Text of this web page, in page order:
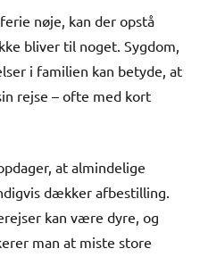
nøje, kan der opstå
bliver til noget. Sygdom,
i familien kan betyde, at
rejse – ofte med kort
at almindelige
dækker afbestilling.
kan være dyre, og
man at miste store